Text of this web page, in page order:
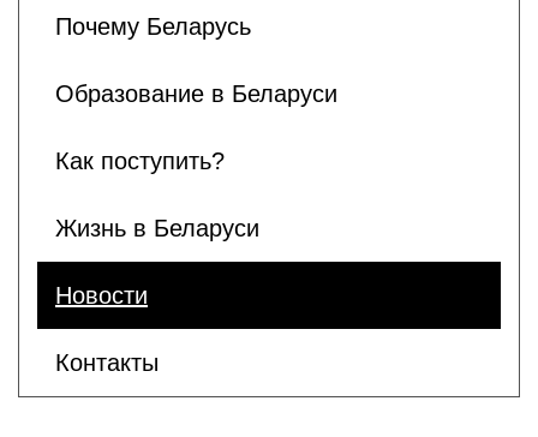
Почему Беларусь
Образование в Беларуси
Как поступить?
Жизнь в Беларуси
Новости
Контакты